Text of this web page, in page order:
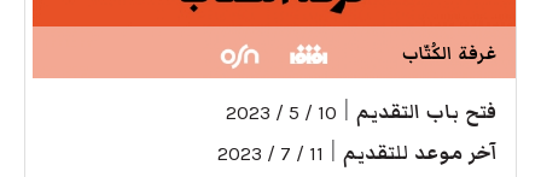
غرفة الكُتّاب
فتح باب التقديم 10 / 5 / 2023
آخر موعد للتقديم 11 / 7 / 2023